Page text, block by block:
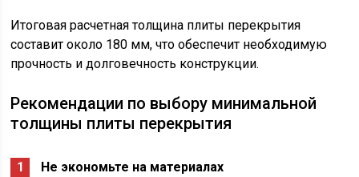
Итоговая расчетная толщина плиты перекрытия
составит около 180 мм, что обеспечит необходимую
прочность и долговечность конструкции.
Рекомендации по выбору минимальной
толщины плиты перекрытия
Не экономьте на материалах